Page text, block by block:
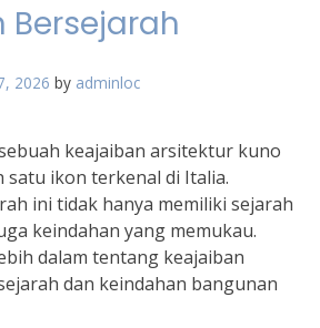
Bersejarah
2026 by adminloc
keajaiban arsitektur kuno
satu ikon terkenal di Italia.
ini tidak hanya memiliki sejarah
keindahan yang memukau.
dalam tentang keajaiban
dan keindahan bangunan